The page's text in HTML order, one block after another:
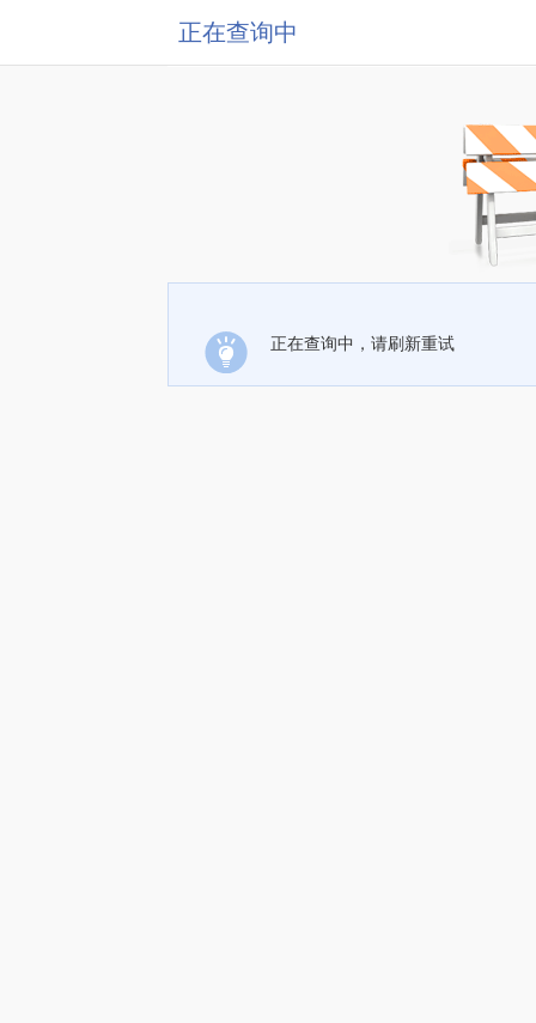
正在查询中
正在查询中，请刷新重试